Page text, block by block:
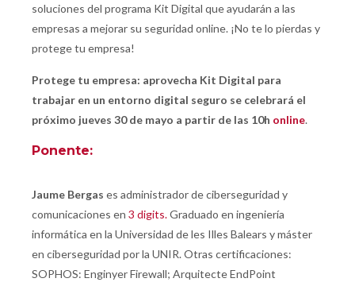
soluciones del programa Kit Digital que ayudarán a las
empresas a mejorar su seguridad online. ¡No te lo pierdas y
protege tu empresa!
Protege tu empresa: aprovecha Kit Digital para
trabajar en un entorno digital seguro se celebrará el
próximo jueves 30 de mayo a partir de las 10h online.
Ponente:
Jaume Bergas es administrador de ciberseguridad y
comunicaciones en 3 digits.Graduado en ingeniería
informática en la Universidad de les Illes Balears y máster
en ciberseguridad por la UNIR. Otras certificaciones:
SOPHOS: Enginyer Firewall; Arquitecte EndPoint